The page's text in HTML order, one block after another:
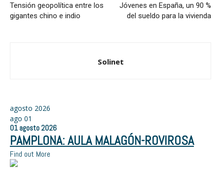
Tensión geopolítica entre los
gigantes chino e indio
Jóvenes en España, un 90 %
del sueldo para la vivienda
Solinet
agosto 2026
ago 01
01 agosto 2026
PAMPLONA: AULA MALAGÓN-ROVIROSA
Find out More